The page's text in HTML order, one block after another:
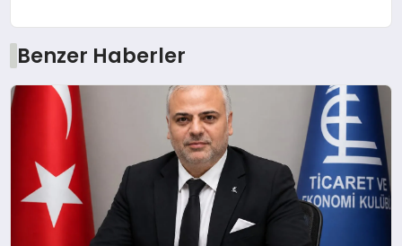
Benzer Haberler